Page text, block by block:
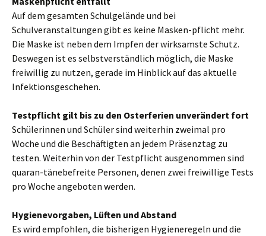
Auf dem gesamten Schulgelände und bei
Schulveranstaltungen gibt es keine Masken-pflicht mehr.
Die Maske ist neben dem Impfen der wirksamste Schutz.
Deswegen ist es selbstverständlich möglich, die Maske
freiwillig zu nutzen, gerade im Hinblick auf das aktuelle
Infektionsgeschehen.
Testpflicht gilt bis zu den Osterferien unverändert fort
Schülerinnen und Schüler sind weiterhin zweimal pro
Woche und die Beschäftigten an jedem Präsenztag zu
testen. Weiterhin von der Testpflicht ausgenommen sind
quaran-tänebefreite Personen, denen zwei freiwillige Tests
pro Woche angeboten werden.
Hygienevorgaben, Lüften und Abstand
Es wird empfohlen, die bisherigen Hygieneregeln und die